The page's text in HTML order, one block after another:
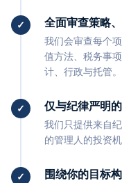
全面审查策略
我们会审查每个
值方法、税务事
计、行政与托管。
仅与纪律严明
我们只提供来自
的管理人的投资机
围绕你的目标